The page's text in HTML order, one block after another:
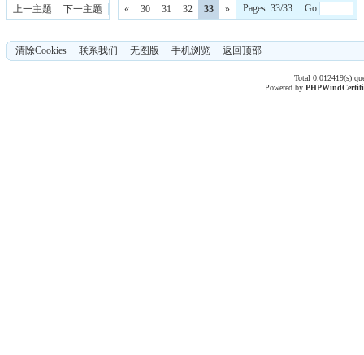
上一主题 下一主题 « 30 31 32 33 » Pages: 33/33 Go
清除Cookies 联系我们 无图版 手机浏览 返回顶部
Total 0.012419(s)
Powered byPHPWind